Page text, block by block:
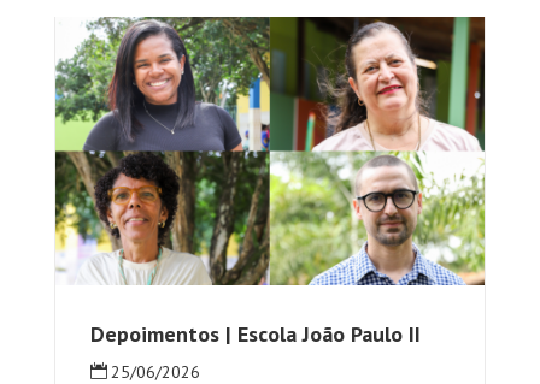
Depoimentos | Escola João Paulo II
25/06/2026